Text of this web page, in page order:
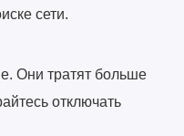
сети.
Они тратят больше
отключать